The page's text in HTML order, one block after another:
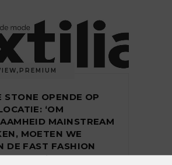
, PREMIUM
STONE OPENDE OP
‘OM
MAINSTREAM
MOETEN WE
DE FAST FASHION
ZITTEN’